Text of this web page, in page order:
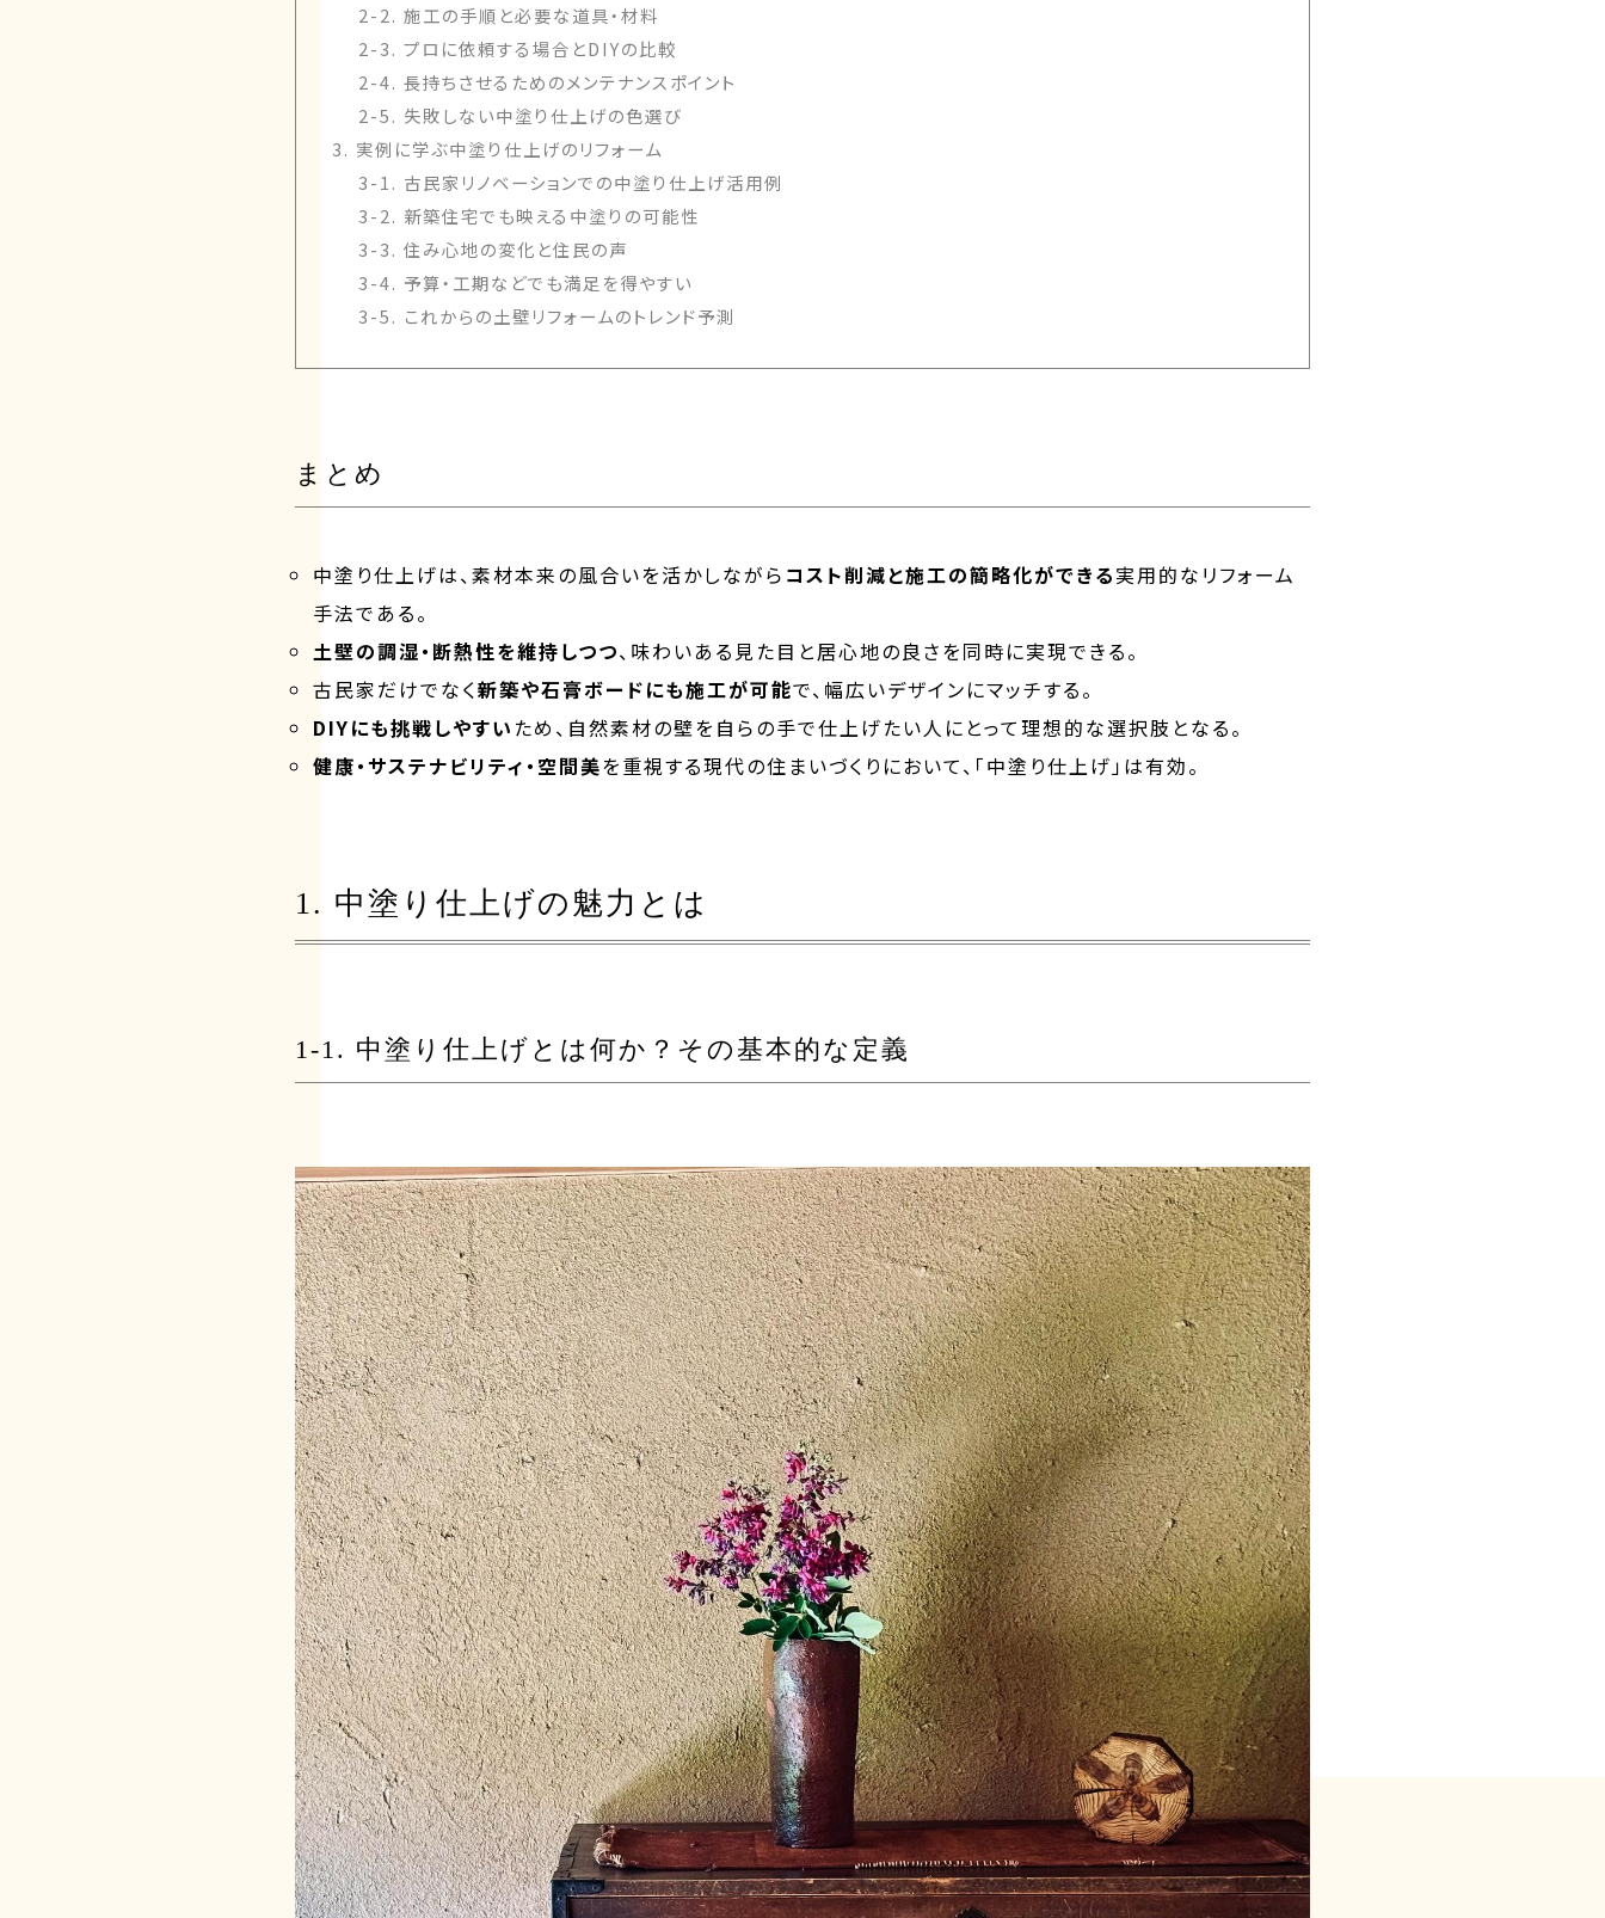
2-2. 施工の手順と必要な道具・材料
2-3. プロに依頼する場合とDIYの比較
2-4. 長持ちさせるためのメンテナンスポイント
2-5. 失敗しない中塗り仕上げの色選び
3. 実例に学ぶ中塗り仕上げのリフォーム
3-1. 古民家リノベーションでの中塗り仕上げ活用例
3-2. 新築住宅でも映える中塗りの可能性
3-3. 住み心地の変化と住民の声
3-4. 予算・工期などでも満足を得やすい
3-5. これからの土壁リフォームのトレンド予測
まとめ
中塗り仕上げは、素材本来の風合いを活かしながら コスト削減と施工の簡略化ができる実用的なリフォーム
手法である。
土壁の調湿・断熱性を維持しつつ、味わいある見た目と居心地の良さを同時に実現できる。
古民家だけでなく新築や石膏ボードにも施工が可能で、幅広いデザインにマッチする。
DIYにも挑戦しやすい ため、自然素材の壁を自らの手で仕上げたい人にとって理想的な選択肢となる。
健康・サステナビリティ・空間美を重視する現代の住まいづくりにおいて、「中塗り仕上げ」は有効。
1. 中塗り仕上げの魅力とは
1-1. 中塗り仕上げとは何か？その基本的な定義